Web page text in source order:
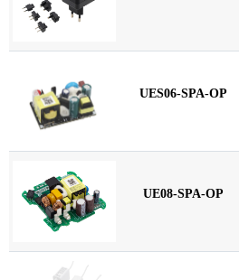
UES06-SPA-OP
UE08-SPA-OP